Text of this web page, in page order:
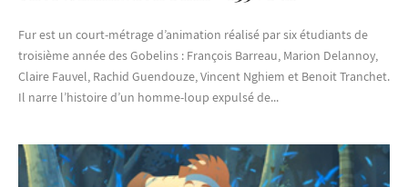
Fur est un court-métrage d’animation réalisé par six étudiants de
troisième année des Gobelins : François Barreau, Marion Delannoy,
Claire Fauvel, Rachid Guendouze, Vincent Nghiem et Benoit Tranchet.
Il narre l’histoire d’un homme-loup expulsé de...